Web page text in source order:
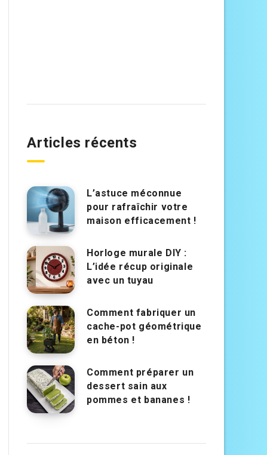
Articles récents
L’astuce méconnue
pour rafraîchir votre
maison efficacement !
Horloge murale DIY :
L’idée récup originale
avec un tuyau
Comment fabriquer un
cache-pot géométrique
en béton !
Comment préparer un
dessert sain aux
pommes et bananes !